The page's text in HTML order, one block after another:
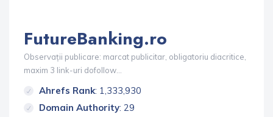
FutureBanking.ro
Observații publicare: marcat publicitar, obligatoriu diacritice,
maxim 3 link-uri dofollow...
Ahrefs Rank: 1,333,930
Domain Authority: 29